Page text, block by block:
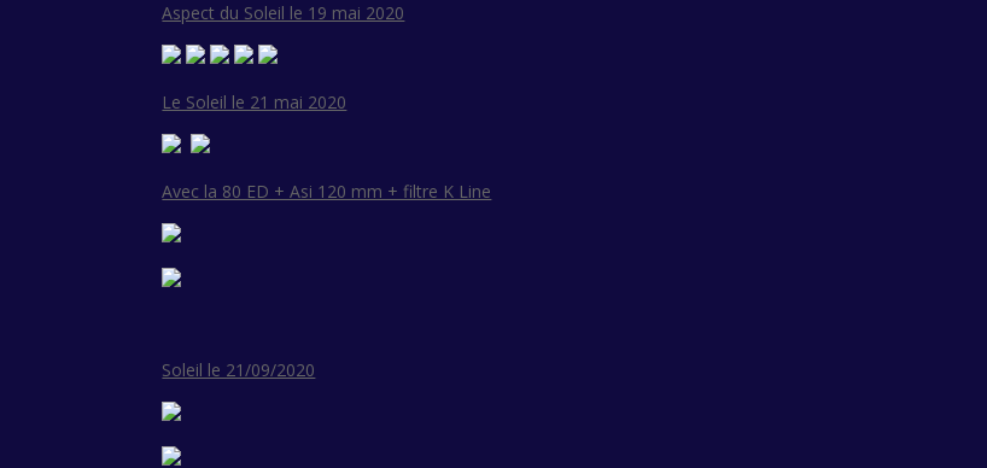
Aspect du Soleil le 19 mai 2020
Le Soleil le 21 mai 2020
Avec la 80 ED + Asi 120 mm + filtre K Line
Soleil le 21/09/2020